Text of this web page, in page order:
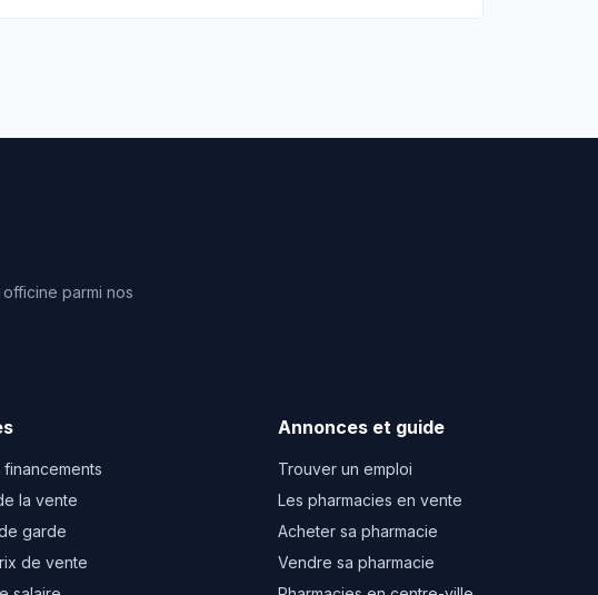
parmi nos
la vente
garde
de vente
Annonces et guide
Trouver un emploi
Les pharmacies en vente
Acheter sa pharmacie
Vendre sa pharmacie